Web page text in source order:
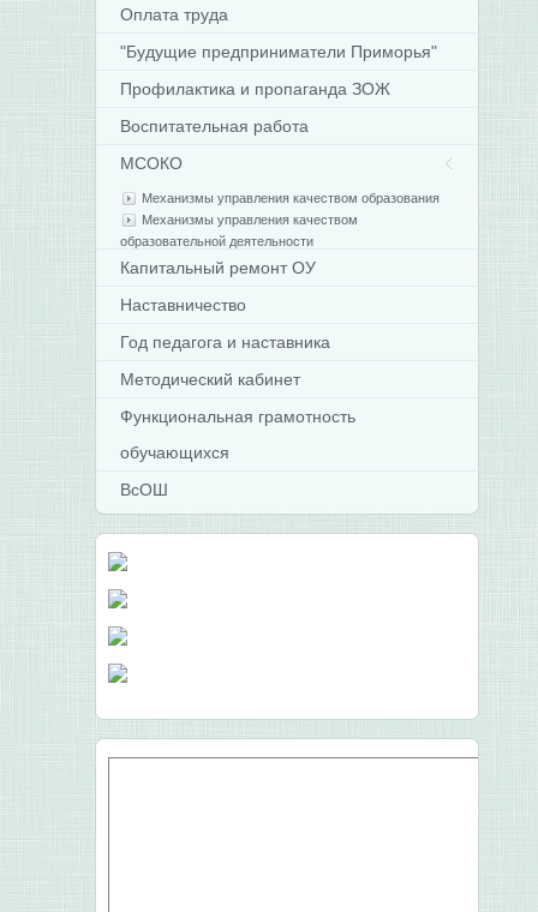
Оплата труда
"Будущие предприниматели Приморья"
Профилактика и пропаганда ЗОЖ
Воспитательная работа
МСОКО
Механизмы управления качеством образования
Механизмы управления качеством
образовательной деятельности
Капитальный ремонт ОУ
Наставничество
Год педагога и наставника
Методический кабинет
Функциональная грамотность
обучающихся
ВсОШ